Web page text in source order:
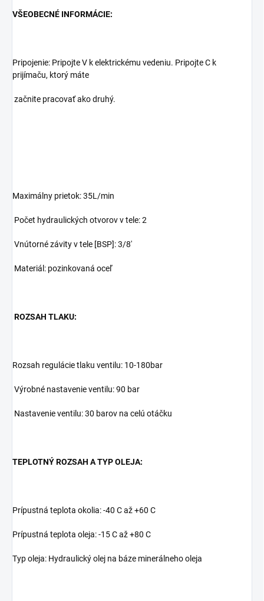
VŠEOBECNÉ INFORMÁCIE:
Pripojenie: Pripojte V k elektrickému vedeniu. Pripojte C k
prijímaču, ktorý máte
začnite pracovať ako druhý.
Maximálny prietok: 35L/min
Počet hydraulických otvorov v tele: 2
Vnútorné závity v tele [BSP]: 3/8'
Materiál: pozinkovaná oceľ
ROZSAH TLAKU:
Rozsah regulácie tlaku ventilu: 10-180bar
Výrobné nastavenie ventilu: 90 bar
Nastavenie ventilu: 30 barov na celú otáčku
TEPLOTNÝ ROZSAH A TYP OLEJA:
Prípustná teplota okolia: -40 C až +60 C
Prípustná teplota oleja: -15 C až +80 C
Typ oleja: Hydraulický olej na báze minerálneho oleja